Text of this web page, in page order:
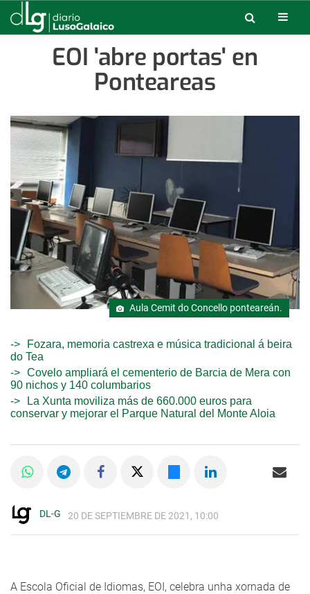
EOI 'abre portas' en
Ponteareas
Aula Cemit do Concello ponteareán.
Fozara, memoria castrexa e música tradicional á beira
do Tea
Covelo ampliará el cementerio de Barcia de Mera con
90 nichos y 140 columbarios
La Xunta moviliza más de 660.000 euros para
conservar y mejorar el Parque Natural del Monte Aloia
DL-G 20 DE SEPTIEMBRE DE 2021, 10:00
A Escola Oficial de Idiomas, EOI, celebra unha xornada de